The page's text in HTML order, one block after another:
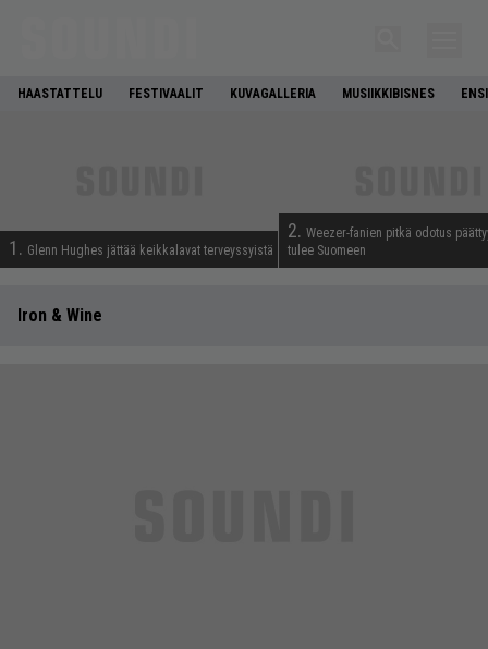
HAASTATTELU FESTIVAALIT KUVAGALLERIA MUSIIKKIBISNES
1. Glenn Hughes jättää keikkalavat terveyssyistä
2. Weezer-fanien pitkä odotus
tulee Suomeen
Iron & Wine